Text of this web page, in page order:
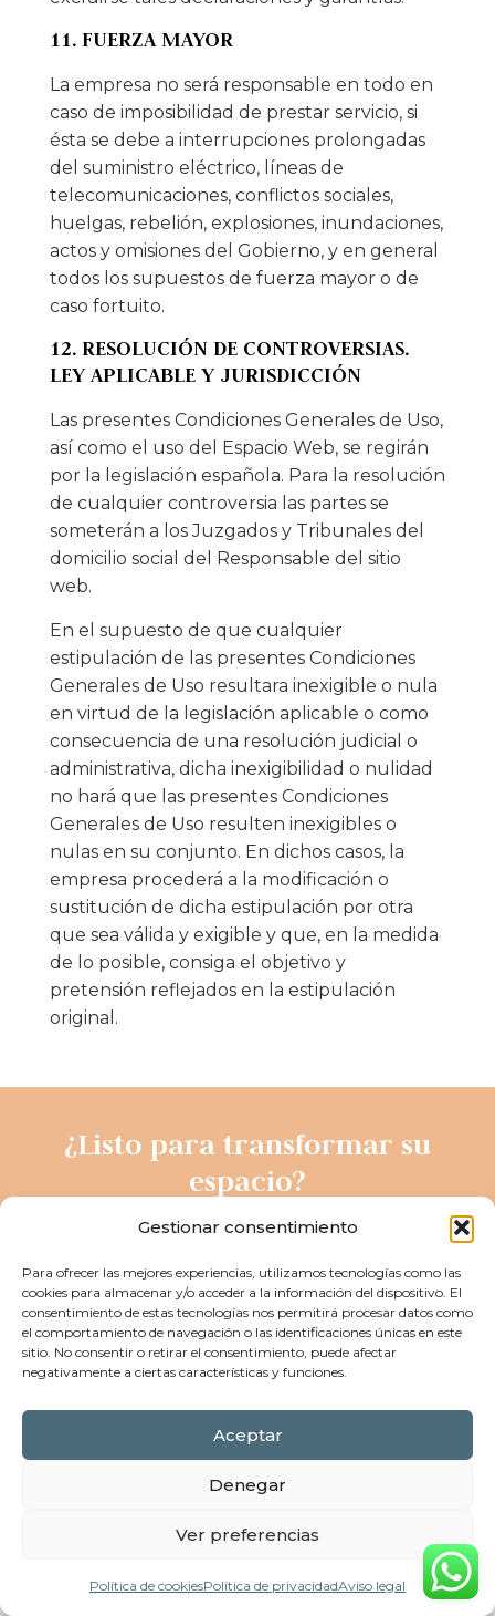
Gestionar consentimiento
Para ofrecer las mejores experiencias, utilizamos tecnologías como las
cookies para almacenar y/o acceder a la información del dispositivo. El
consentimiento de estas tecnologías nos permitirá procesar datos como
el comportamiento de navegación o las identificaciones únicas en este
sitio. No consentir o retirar el consentimiento, puede afectar
negativamente a ciertas características y funciones.
Aceptar
Denegar
Ver preferencias
Política de cookiesPolítica de privacidadAviso legal
11. FUERZA MAYOR
La empresa no será responsable en todo en
caso de imposibilidad de prestar servicio, si
ésta se debe a interrupciones prolongadas
del suministro eléctrico, líneas de
telecomunicaciones, conflictos sociales,
huelgas, rebelión, explosiones, inundaciones,
actos y omisiones del Gobierno, y en general
todos los supuestos de fuerza mayor o de
caso fortuito.
12. RESOLUCIÓN DE CONTROVERSIAS.
LEY APLICABLE Y JURISDICCIÓN
Las presentes Condiciones Generales de Uso,
así como el uso del Espacio Web, se regirán
por la legislación española. Para la resolución
de cualquier controversia las partes se
someterán a los Juzgados y Tribunales del
domicilio social del Responsable del sitio
web.
En el supuesto de que cualquier
estipulación de las presentes Condiciones
Generales de Uso resultara inexigible o nula
en virtud de la legislación aplicable o como
consecuencia de una resolución judicial o
administrativa, dicha inexigibilidad o nulidad
no hará que las presentes Condiciones
Generales de Uso resulten inexigibles o
nulas en su conjunto. En dichos casos, la
empresa procederá a la modificación o
sustitución de dicha estipulación por otra
que sea válida y exigible y que, en la medida
de lo posible, consiga el objetivo y
pretensión reflejados en la estipulación
original.
¿Listo para transformar su
espacio?
dé el primer paso hacia el hogar que desea.
Contactame
Reformas de baños, cocinas y construcción con